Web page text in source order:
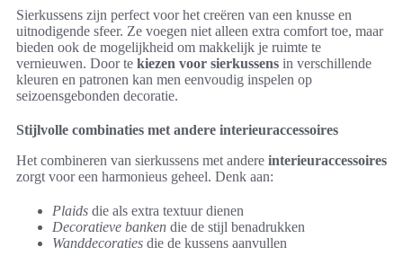
Sierkussens zijn perfect voor het creëren van een knusse en
uitnodigende sfeer. Ze voegen niet alleen extra comfort toe, maar
bieden ook de mogelijkheid om makkelijk je ruimte te
vernieuwen. Door te kiezen voor sierkussens in verschillende
kleuren en patronen kan men eenvoudig inspelen op
seizoensgebonden decoratie.
Stijlvolle combinaties met andere interieuraccessoires
Het combineren van sierkussens met andere interieuraccessoires
zorgt voor een harmonieus geheel. Denk aan:
Plaids die als extra textuur dienen
Decoratieve banken die de stijl benadrukken
Wanddecoraties die de kussens aanvullen